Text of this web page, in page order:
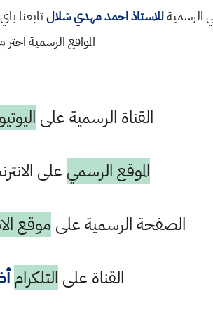
الرسميةللاستاذ احمد مهدي شلالتابعنا
المواقع الرسمية اختر
القناة الرسمية على
الموقع الرسمي على
الصفحة الرسمية على موقع
القناة على التلكرام